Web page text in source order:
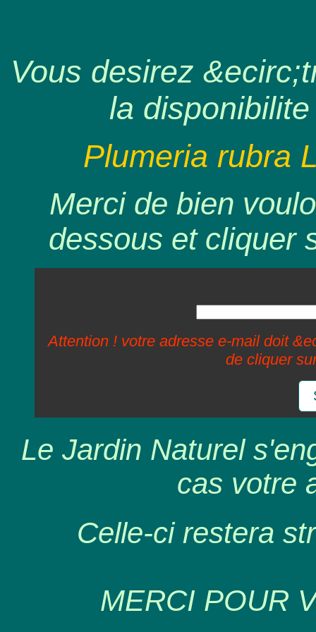
Vous desirez
la
Plumeria rubra
Merci de bien
dessous et cliquer
Attention ! votre adresse e-mail doit
de cliquer
Le Jardin Naturel
cas votre
Celle-ci restera
MERCI POUR